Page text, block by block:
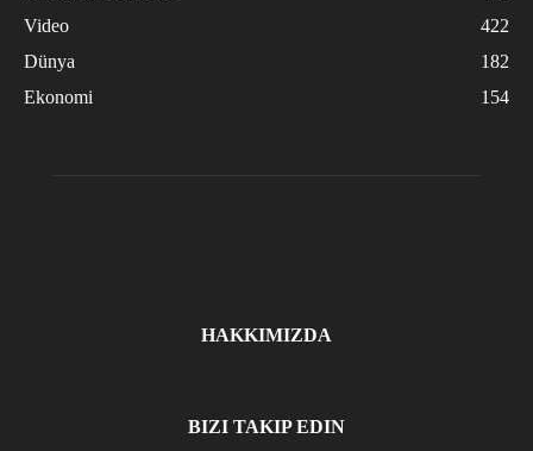
Video
422
Dünya
182
Ekonomi
154
HAKKIMIZDA
BIZI TAKIP EDIN